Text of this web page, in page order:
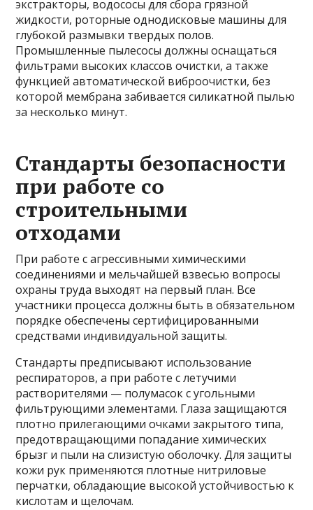
экстракторы, водососы для сбора грязной
жидкости, роторные однодисковые машины для
глубокой размывки твердых полов.
Промышленные пылесосы должны оснащаться
фильтрами высоких классов очистки, а также
функцией автоматической виброочистки, без
которой мембрана забивается силикатной пылью
за несколько минут.
Стандарты безопасности
при работе со
строительными
отходами
При работе с агрессивными химическими
соединениями и мельчайшей взвесью вопросы
охраны труда выходят на первый план. Все
участники процесса должны быть в обязательном
порядке обеспечены сертифицированными
средствами индивидуальной защиты.
Стандарты предписывают использование
респираторов, а при работе с летучими
растворителями — полумасок с угольными
фильтрующими элементами. Глаза защищаются
плотно прилегающими очками закрытого типа,
предотвращающими попадание химических
брызг и пыли на слизистую оболочку. Для защиты
кожи рук применяются плотные нитриловые
перчатки, обладающие высокой устойчивостью к
кислотам и щелочам.